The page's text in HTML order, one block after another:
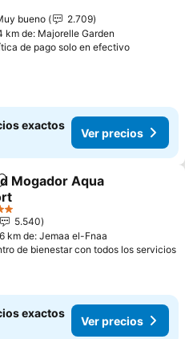
bueno
2.709
km de: Majorelle Garden
de pago solo en efectivo
exactos
Ver precios
a favoritos
Mogador Aqua
5.540
km de: Jemaa el-Fnaa
de bienestar con todos los servicios
exactos
Ver precios